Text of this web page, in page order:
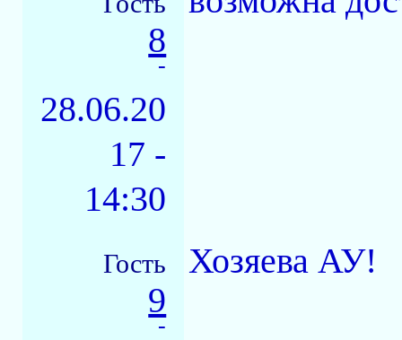
8
-
28.06.20
17 -
14:30
Гость
9
-
Хозяева АУ!